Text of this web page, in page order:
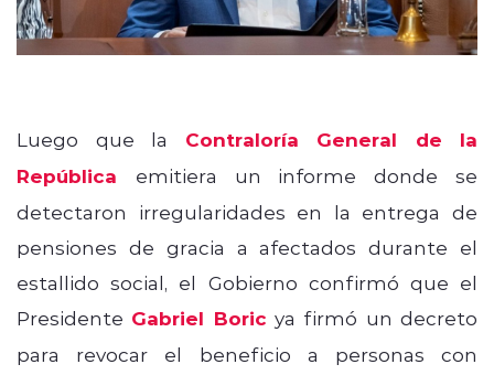
Luego que la Contraloría General de la
República
emitiera un informe donde se
detectaron irregularidades en la entrega de
pensiones de gracia a afectados durante el
estallido social, el Gobierno confirmó que el
Presidente Gabriel Boric ya firmó un decreto
para revocar el beneficio a personas con